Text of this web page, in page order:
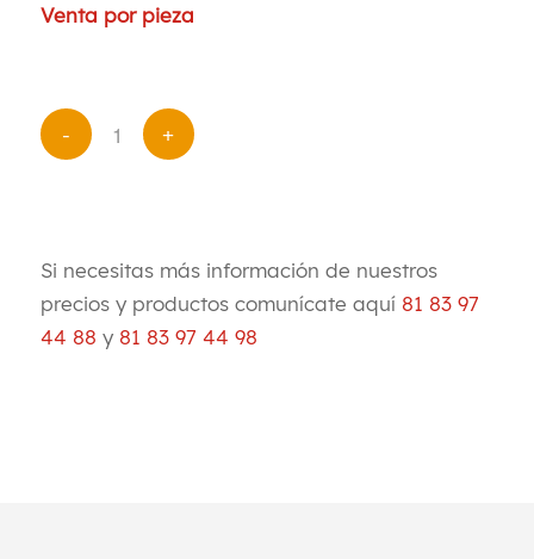
Venta por pieza
Si necesitas más información de nuestros
precios y productos comunícate aquí 81 83 97
44 88 y 81 83 97 44 98